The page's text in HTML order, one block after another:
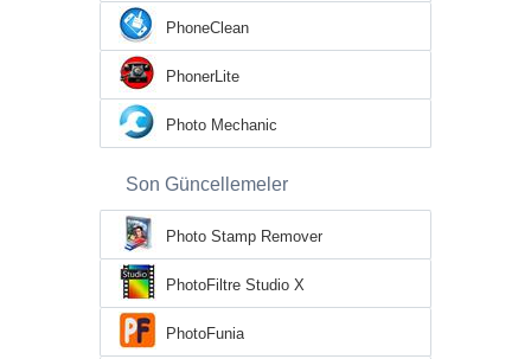
PhoneClean
PhonerLite
Photo Mechanic
Son Güncellemeler
Photo Stamp Remover
PhotoFiltre Studio X
PhotoFunia